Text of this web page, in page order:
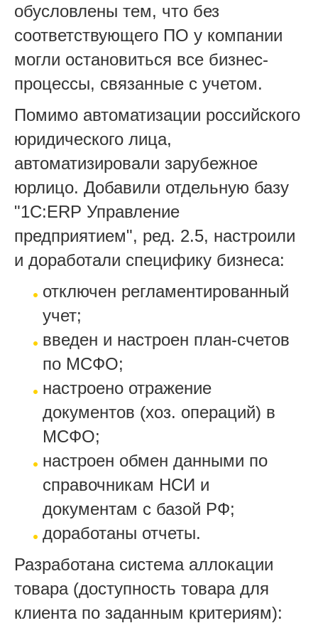
обусловлены тем, что без
соответствующего ПО у компании
могли остановиться все бизнес-
процессы, связанные с учетом.
Помимо автоматизации российского
юридического лица,
автоматизировали зарубежное
юрлицо. Добавили отдельную базу
"1С:ERP Управление
предприятием", ред. 2.5, настроили
и доработали специфику бизнеса:
отключен регламентированный
учет;
введен и настроен план-счетов
по МСФО;
настроено отражение
документов (хоз. операций) в
МСФО;
настроен обмен данными по
справочникам НСИ и
документам с базой РФ;
доработаны отчеты.
Разработана система аллокации
товара (доступность товара для
клиента по заданным критериям):